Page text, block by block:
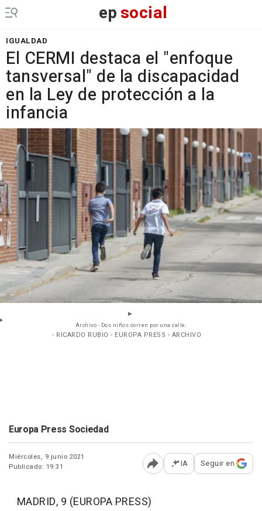
epsocial
IGUALDAD
El CERMI destaca el "enfoque
tansversal" de la discapacidad
en la Ley de protección a la
infancia
Archivo - Dos niños corren por una calle.
- RICARDO RUBIO - EUROPA PRESS - ARCHIVO
Europa Press Sociedad
Miércoles, 9 junio 2021
Publicado: 19:31
Abrir opciones para
IA Seguir en
MADRID, 9 (EUROPA PRESS)